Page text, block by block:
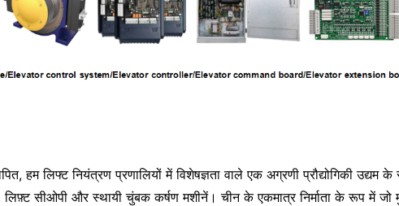
हम लिफ्ट नियंत्रण प्रणालियों में विशेषज्ञता वाले एक अग्रणी प्रौद्योगिकी
लिफ़्टसीओपी और स्थायी चुंबक कर्षण मशीनें। चीन के एकमात्र निर्माता के रूप में